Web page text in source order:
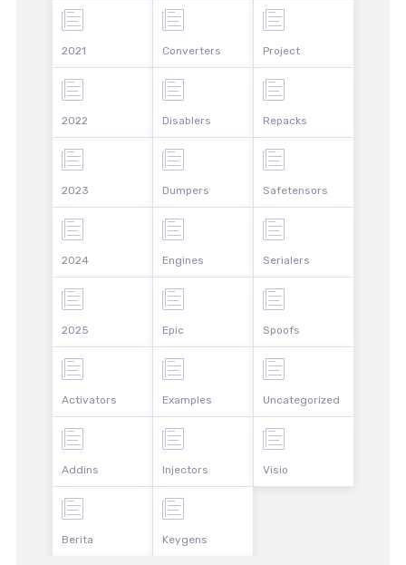
2021
2022
2023
2024
2025
Activators
Addins
Berita
Converters
Disablers
Dumpers
Engines
Epic
Examples
Injectors
Keygens
Project
Repacks
Safetensors
Serialers
Spoofs
Uncategorized
Visio